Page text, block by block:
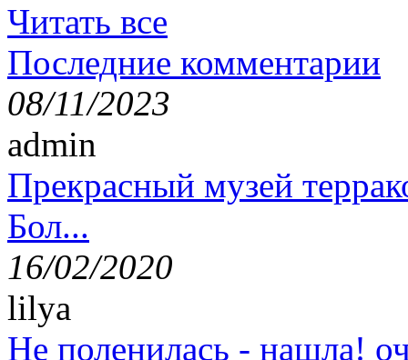
Читать все
Последние комментарии
08/11/2023
admin
Прекрасный музей
Бол...
16/02/2020
lilya
Не поленилась - нашла!